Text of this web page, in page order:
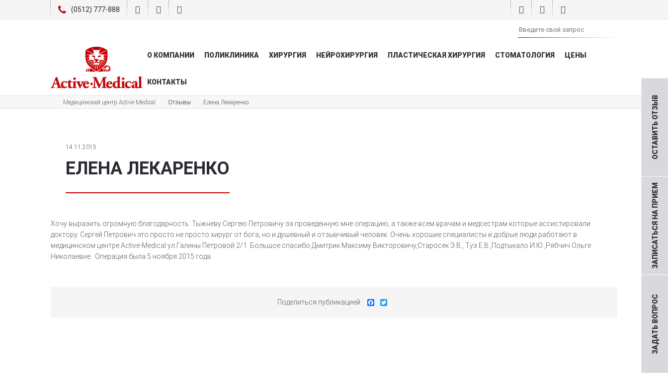
(0512) 777-888
О КОМПАНИИ ПОЛИКЛИНИКА ХИРУРГИЯ НЕЙРОХИРУРГИЯ ПЛАСТИЧЕСКАЯ ХИРУРГИЯ СТОМАТОЛОГИЯ ЦЕНЫ
КОНТАКТЫ
ЗАДАТЬ ВОПРОС
ЗАПИСАТЬСЯ НА ПРИЕМ
ОСТАВИТЬ ОТЗЫВ
Медицинский центр Active Medical Отзывы Елена Лекаренко
14.11.2015
ЕЛЕНА ЛЕКАРЕНКО
Хочу выразить огромную благодарность Тыжневу Сергею Петровичу за проведенную мне операцию, а также всем врачам и медсестрам которые ассистировали
доктору. Сергей Петрович это просто не просто хирург от бога, но и душевный и отзывчивый человек. Очень хорошие специалисты и добрые люди работают в
медицинском центре Active-Medical ул.Галины Петровой 2/1. Большое спасибо Дмитрик Максиму Викторовичу,Старосек Э.В., Туз Е.В.,Подтыкало И.Ю.,Рябчич Ольге
Николаевне. Операция была 5 ноября 2015 года.
Поделиться публикацией Facebook
Twitter